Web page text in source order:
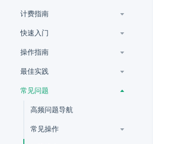
计费指南
快速入门
操作指南
最佳实践
常见问题
高频问题导航
常见操作